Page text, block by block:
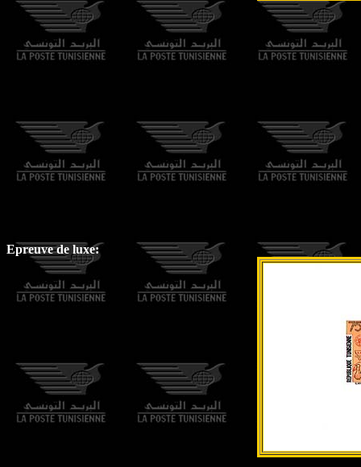
Epreuve de luxe: